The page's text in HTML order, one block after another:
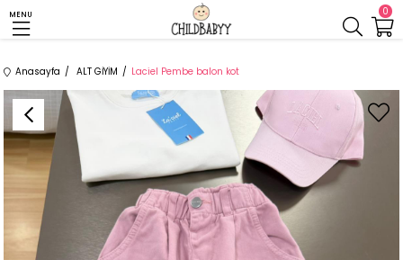
0
MENU
Anasayfa ALT GİYİM Laciel Pembe balon kot